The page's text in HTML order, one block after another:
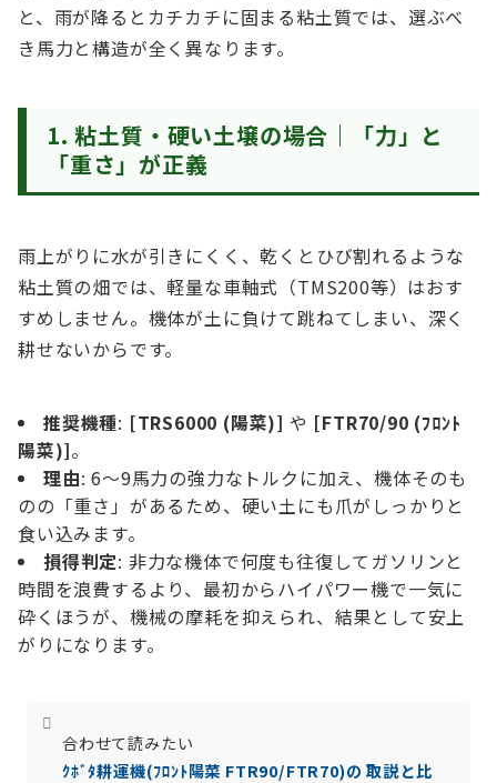
と、雨が降るとカチカチに固まる粘土質では、選ぶべ
き馬力と構造が全く異なります。
1. 粘土質・硬い土壌の場合｜「力」と
「重さ」が正義
雨上がりに水が引きにくく、乾くとひび割れるような
粘土質の畑では、軽量な車軸式（TMS200等）はおす
すめしません。機体が土に負けて跳ねてしまい、深く
耕せないからです。
推奨機種: [TRS6000 (陽菜)] や [FTR70/90 (ﾌﾛﾝﾄ
陽菜)]。
理由: 6〜9馬力の強力なトルクに加え、機体そのも
のの「重さ」があるため、硬い土にも爪がしっかりと
食い込みます。
損得判定: 非力な機体で何度も往復してガソリンと
時間を浪費するより、最初からハイパワー機で一気に
砕くほうが、機械の摩耗を抑えられ、結果として安上
がりになります。
合わせて読みたい
ｸﾎﾞﾀ耕運機(ﾌﾛﾝﾄ陽菜 FTR90/FTR70)の 取説と比